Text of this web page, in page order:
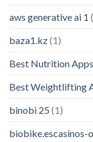
aws generative ai 1
baza1.kz(1)
Best Nutrition
Best Weightlifting
binobi 25 (1)
biobike.escasinos-